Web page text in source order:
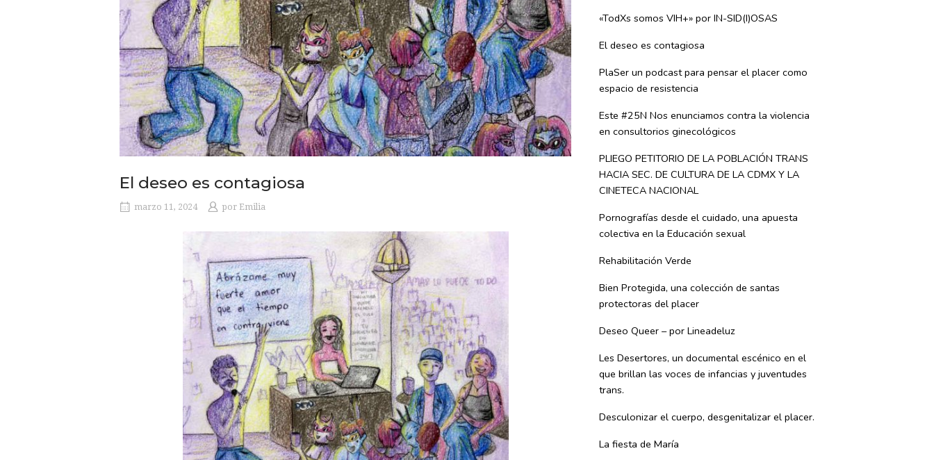
El deseo es contagiosa
marzo 11, 2024 por Emilia
«TodXs somos VIH+» por IN-SID(I)OSAS
El deseo es contagiosa
PlaSer un podcast para pensar el placer como
espacio de resistencia
Este #25N Nos enunciamos contra la violencia
en consultorios ginecológicos
PLIEGO PETITORIO DE LA POBLACIÓN TRANS
HACIA SEC. DE CULTURA DE LA CDMX Y LA
CINETECA NACIONAL
Pornografías desde el cuidado, una apuesta
colectiva en la Educación sexual
Rehabilitación Verde
Bien Protegida, una colección de santas
protectoras del placer
Deseo Queer – por Lineadeluz
Les Desertores, un documental escénico en el
que brillan las voces de infancias y juventudes
trans.
Desculonizar el cuerpo, desgenitalizar el placer.
La fiesta de María